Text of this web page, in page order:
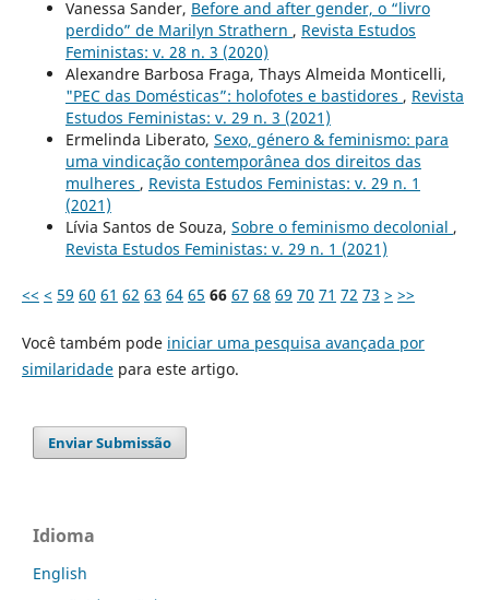
Vanessa Sander, Before and after gender, o “livro
perdido” de Marilyn Strathern , Revista Estudos
Feministas: v. 28 n. 3 (2020)
Alexandre Barbosa Fraga, Thays Almeida Monticelli,
"PEC das Domésticas”: holofotes e bastidores , Revista
Estudos Feministas: v. 29 n. 3 (2021)
Ermelinda Liberato, Sexo, género & feminismo: para
uma vindicação contemporânea dos direitos das
mulheres , Revista Estudos Feministas: v. 29 n. 1
(2021)
Lívia Santos de Souza, Sobre o feminismo decolonial ,
Revista Estudos Feministas: v. 29 n. 1 (2021)
<< < 59 60 61 62 63 64 65 66 67 68 69 70 71 72 73 > >>
Você também pode iniciar uma pesquisa avançada por
similaridadepara este artigo.
Enviar Submissão
Idioma
English